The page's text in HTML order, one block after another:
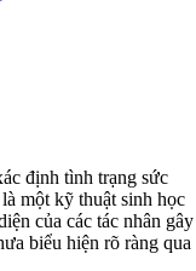
định tình trạng sức
một kỹ thuật sinh học
của các tác nhân gây
biểu hiện rõ ràng qua